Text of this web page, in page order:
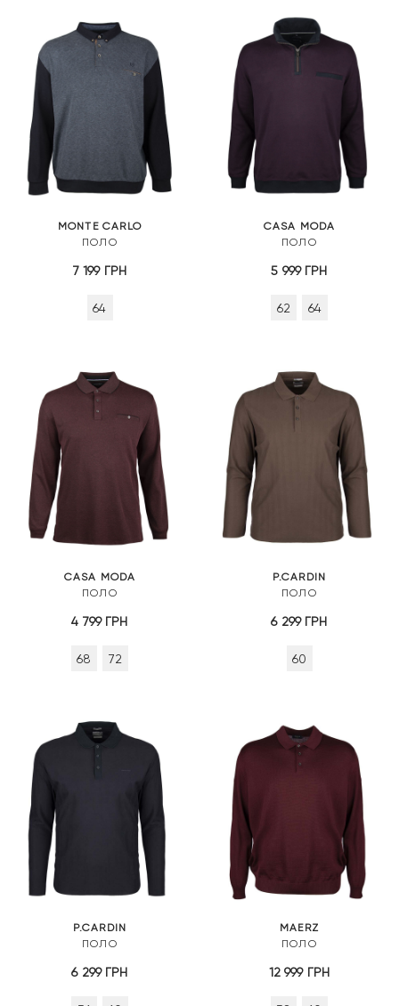
MONTE CARLO
ПОЛО
7 199 ГРН
64
CASA MODA
ПОЛО
5 999 ГРН
62 64
CASA MODA
ПОЛО
4 799 ГРН
68 72
P.CARDIN
ПОЛО
6 299 ГРН
60
P.CARDIN
ПОЛО
6 299 ГРН
MAERZ
ПОЛО
12 999 ГРН